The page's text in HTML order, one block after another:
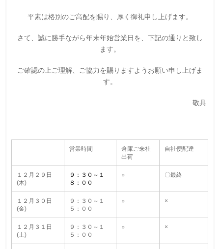
平素は格別のご高配を賜り、厚く御礼申し上げます。
さて、誠に勝手ながら年末年始営業日を、下記の通りと致し
ます。
ご確認の上ご理解、ご協力を賜りますようお願い申し上げま
す。
敬具
営業時間
倉庫ご来社
出荷
自社便配達
１２月２９日
(木)
９：３０～１
８：００
○ 〇最終
１２月３０日
(金)
９：３０～１
５：００
○ ×
１２月３１日
(土)
９：３０～１
５：００
○ ×